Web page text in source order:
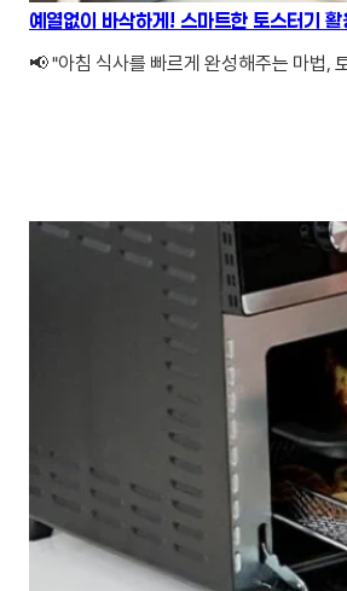
예열없이 바삭하게! 스마트한 토스터기 활
📢 "아침 식사를 빠르게 완성해주는 마법,